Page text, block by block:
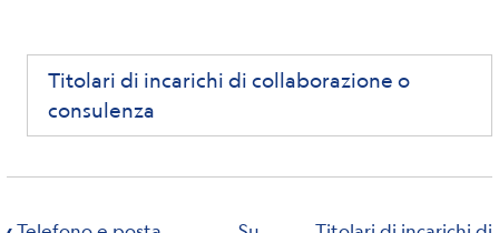
Titolari di incarichi di collaborazione o
consulenza
Link